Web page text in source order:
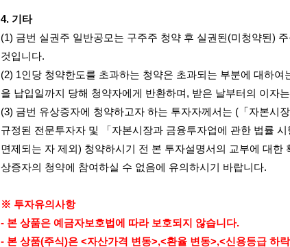
4. 기타
(1) 금번 실권주 일반공모는 구주주 청약 후 실권된 (미청약된 )
것입니다.
(2) 1인당 청약한도를 초과하는 청약은 초과되는 부분에 대하여
을 납입일까지 당해 청약자에게 반환하며 , 받은 날부터의 이자
(3) 금번 유상증자에 청약하고자 하는 투자자께서는 ( 「자본시
규정된 전문투자자 및 「자본시장과 금융투자업에 관한 법률 시
면제되는 자 제외 ) 청약하시기 전 본 투자설명서의 교부에 대한
상증자의 청약에 참여하실 수 없음에 유의하시기 바랍니다.
※ 투자유의사항
- 본 상품은 예금자보호법에 따라 보호되지 않습니다.
- 본 상품(주식)은 <자산가격 변동>,<환율 변동>,<신용등급 하락